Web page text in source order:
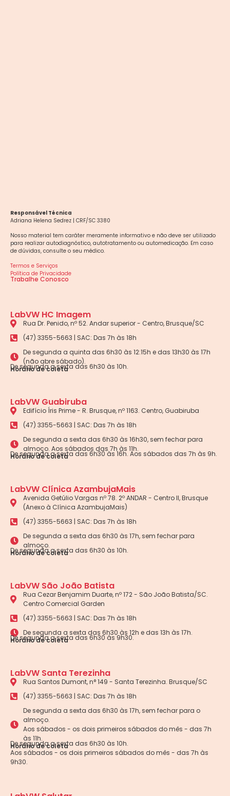
Responsável Técnica
Adriana Helena Sedrez | CRF/SC 3380
Nosso material tem caráter meramente informativo e não deve ser utilizado
para realizar autodiagnóstico, autotratamento ou automedicação. Em caso
de dúvidas, consulte o seu médico.
Termos e Serviços
Política de Privacidade
Trabalhe Conosco
LabVW HC Imagem
Rua Dr. Penido, nº 52. Andar superior - Centro, Brusque/SC
(47) 3355-5663 | SAC: Das 7h às 18h
De segunda a quinta das 6h30 às 12:15h e das 13h30 às 17h
(não abre sábado).
Horário de coleta
De segunda a sexta das 6h30 às 10h.
LabVW Guabiruba
Edifício Íris Prime - R. Brusque, nº 1163. Centro, Guabiruba
(47) 3355-5663 | SAC: Das 7h às 18h
De segunda a sexta das 6h30 às 16h30, sem fechar para
almoço. Aos sábados das 7h às 11h.
Horário de coleta
De segunda a sexta das 6h30 às 16h. Aos sábados das 7h às 9h.
LabVW Clínica AzambujaMais
Avenida Getúlio Vargas nº 78. 2º ANDAR - Centro II, Brusque
(Anexo à Clínica AzambujaMais)
(47) 3355-5663 | SAC: Das 7h às 18h
De segunda a sexta das 6h30 às 17h, sem fechar para
almoço.
Horário de coleta
De segunda a sexta das 6h30 às 10h.
LabVW São João Batista
Rua Cezar Benjamim Duarte, nº 172 - São João Batista/SC.
Centro Comercial Garden
(47) 3355-5663 | SAC: Das 7h às 18h
De segunda a sexta das 6h30 às 12h e das 13h às 17h.
Horário de coleta
De segunda a sexta das 6h30 às 9h30.
LabVW Santa Terezinha
Rua Santos Dumont, n° 149 - Santa Terezinha. Brusque/SC
(47) 3355-5663 | SAC: Das 7h às 18h
De segunda a sexta das 6h30 às 17h, sem fechar para o
almoço.
Aos sábados - os dois primeiros sábados do mês - das 7h
às 11h.
Horário de coleta
De segunda a sexta das 6h30 às 10h.
Aos sábados - os dois primeiros sábados do mês - das 7h às
9h30.